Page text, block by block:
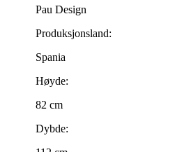
Pau Design
Produksjonsland:
Spania
Høyde:
82 cm
Dybde: